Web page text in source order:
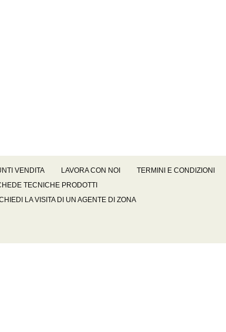
VENDITA LAVORA CON NOI
TERMINI E CONDIZIONI
TECNICHE PRODOTTI
LA VISITA DI UN AGENTE DI ZONA